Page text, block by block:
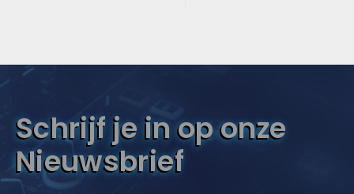
Schrijf je in op onze
Nieuwsbrief